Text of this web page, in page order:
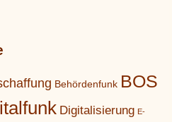
Behördenfunk BOS
Digitalisierung E-